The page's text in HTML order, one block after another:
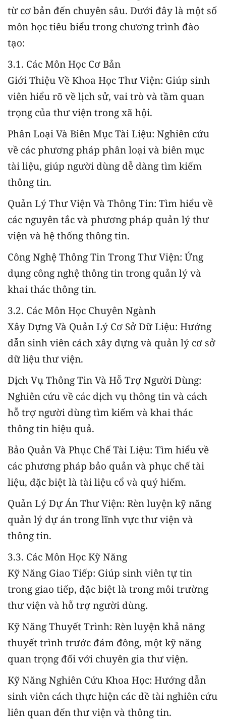
từ cơ bản đến chuyên sâu. Dưới đây là một số
môn học tiêu biểu trong chương trình đào
tạo:
3.1. Các Môn Học Cơ Bản
Giới Thiệu Về Khoa Học Thư Viện: Giúp sinh
viên hiểu rõ về lịch sử, vai trò và tầm quan
trọng của thư viện trong xã hội.
Phân Loại Và Biên Mục Tài Liệu: Nghiên cứu
về các phương pháp phân loại và biên mục
tài liệu, giúp người dùng dễ dàng tìm kiếm
thông tin.
Quản Lý Thư Viện Và Thông Tin: Tìm hiểu về
các nguyên tắc và phương pháp quản lý thư
viện và hệ thống thông tin.
Công Nghệ Thông Tin Trong Thư Viện: Ứng
dụng công nghệ thông tin trong quản lý và
khai thác thông tin.
3.2. Các Môn Học Chuyên Ngành
Xây Dựng Và Quản Lý Cơ Sở Dữ Liệu: Hướng
dẫn sinh viên cách xây dựng và quản lý cơ sở
dữ liệu thư viện.
Dịch Vụ Thông Tin Và Hỗ Trợ Người Dùng:
Nghiên cứu về các dịch vụ thông tin và cách
hỗ trợ người dùng tìm kiếm và khai thác
thông tin hiệu quả.
Bảo Quản Và Phục Chế Tài Liệu: Tìm hiểu về
các phương pháp bảo quản và phục chế tài
liệu, đặc biệt là tài liệu cổ và quý hiếm.
Quản Lý Dự Án Thư Viện: Rèn luyện kỹ năng
quản lý dự án trong lĩnh vực thư viện và
thông tin.
3.3. Các Môn Học Kỹ Năng
Kỹ Năng Giao Tiếp: Giúp sinh viên tự tin
trong giao tiếp, đặc biệt là trong môi trường
thư viện và hỗ trợ người dùng.
Kỹ Năng Thuyết Trình: Rèn luyện khả năng
thuyết trình trước đám đông, một kỹ năng
quan trọng đối với chuyên gia thư viện.
Kỹ Năng Nghiên Cứu Khoa Học: Hướng dẫn
sinh viên cách thực hiện các đề tài nghiên cứu
liên quan đến thư viện và thông tin.